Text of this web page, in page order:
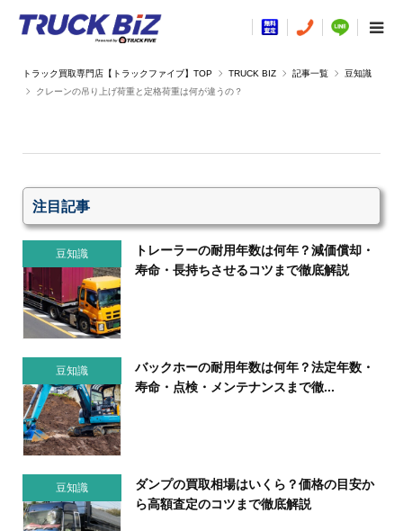
TRUCK BIZ 記事一覧
豆知識
クレーンの吊り上げ荷重と定格荷重は何が違うの？
注目記事
豆知識
トレーラーの耐用年数は何年？減価償却・
寿命・長持ちさせるコツまで徹底解説
豆知識
バックホーの耐用年数は何年？法定年数・
寿命・点検・メンテナンスまで徹...
豆知識
ダンプの買取相場はいくら？価格の目安か
ら高額査定のコツまで徹底解説